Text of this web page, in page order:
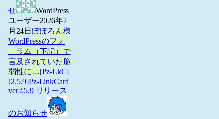
せ
WordPress
ユーザー2026年7
月24日 ぽぽろん様
WordPressのフォ
ーラム（下記）で
言及されていた脆
弱性に…[Pz-LkC]
[2.5.9]Pz-LinkCard
ver2.5.9 リリース
のお知らせ